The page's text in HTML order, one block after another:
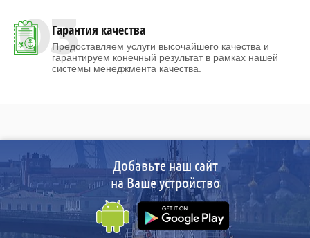
03Гарантия качества
Предоставляем услуги высочайшего качества и
гарантируем конечный результат в рамках нашей
системы менеджмента качества.
Добавьте наш сайт
на Ваше устройство